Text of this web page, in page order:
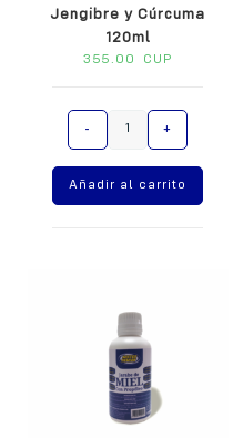
Jengibre y Cúrcuma
120ml
355.00 CUP
- +
Añadir al carrito
A
t
e
e
: